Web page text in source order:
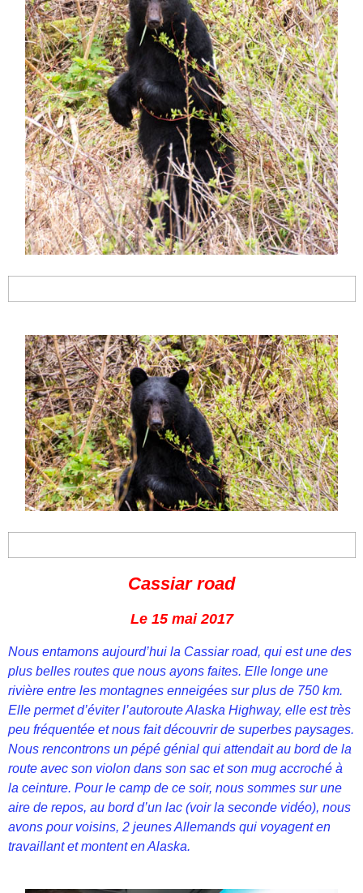
Cassiar road
Le 15 mai 2017
Nous entamons aujourd’hui la Cassiar road, qui est une des
plus belles routes que nous ayons faites. Elle longe une
rivière entre les montagnes enneigées sur plus de 750 km.
Elle permet d’éviter l’autoroute Alaska Highway, elle est très
peu fréquentée et nous fait découvrir de superbes paysages.
Nous rencontrons un pépé génial qui attendait au bord de la
route avec son violon dans son sac et son mug accroché à
la ceinture. Pour le camp de ce soir, nous sommes sur une
aire de repos, au bord d’un lac (voir la seconde vidéo), nous
avons pour voisins, 2 jeunes Allemands qui voyagent en
travaillant et montent en Alaska.